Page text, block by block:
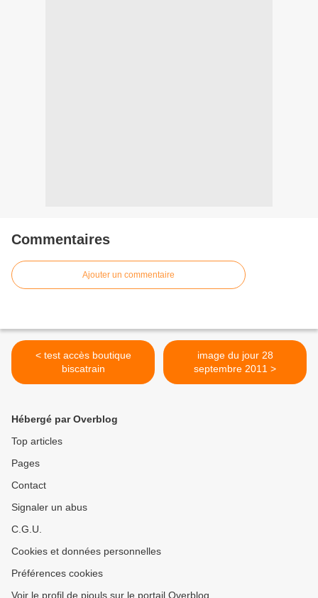
Commentaires
Ajouter un commentaire
< test accès boutique
biscatrain
image du jour 28
septembre 2011 >
Hébergé par Overblog
Top articles
Pages
Contact
Signaler un abus
C.G.U.
Cookies et données personnelles
Préférences cookies
Voir le profil de piouls sur le portail Overblog